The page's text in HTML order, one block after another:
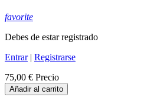
favorite
Debes de estar registrado
Entrar| Registrarse
75,00 € Precio
Añadir al carrito